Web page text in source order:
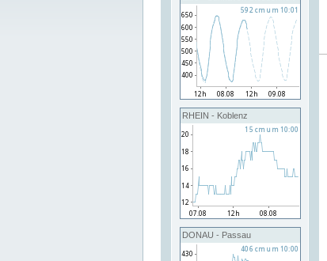
RHEIN - Koblenz
DONAU - Passau